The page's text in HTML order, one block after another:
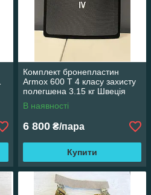
Комплект бронепластин
Armox 600 T 4 класу захисту
полегшена 3.15 кг Швеція
В наявності
6 800 ₴/пара
Купити